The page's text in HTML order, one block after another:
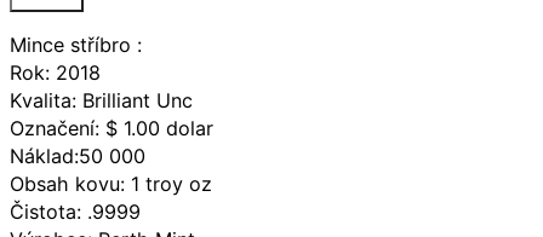
Mince stříbro :
Rok: 2018
Kvalita: Brilliant Unc
Označení: $ 1.00 dolar
Náklad:50 000
Obsah kovu: 1 troy oz
Čistota: .9999